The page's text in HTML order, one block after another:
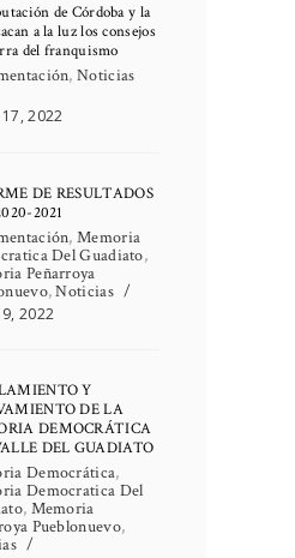
de Córdoba y la
a la luz los consejos
del franquismo
,Noticias
2022
DE RESULTADOS
2021
,Memoria
Del Guadiato,
Peñarroya
,Noticias
2022
Y
DE LA
DEMOCRÁTICA
DEL GUADIATO
Democrática,
Democratica Del
, Memoria
Pueblonuevo,